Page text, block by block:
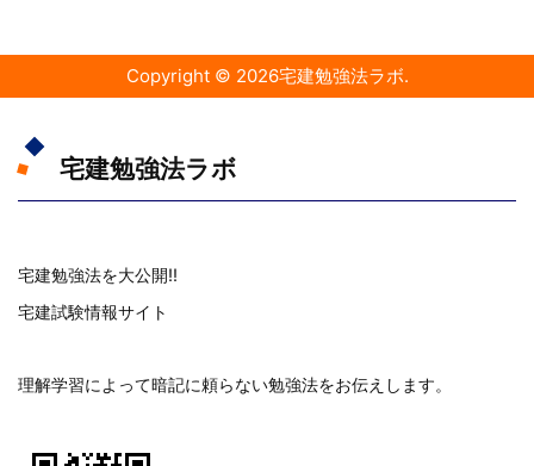
Copyright © 2026宅建勉強法ラボ.
宅建勉強法ラボ
宅建勉強法を大公開!!
宅建試験情報サイト
理解学習によって暗記に頼らない勉強法をお伝えします。